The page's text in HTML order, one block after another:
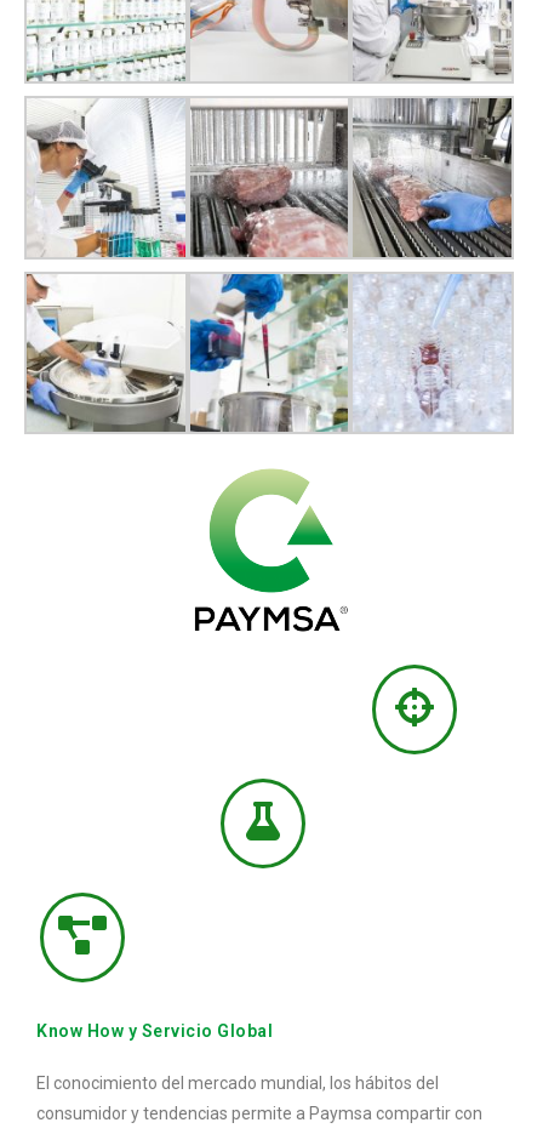
Know How y Servicio Global
El conocimiento del mercado mundial, los hábitos del
consumidor y tendencias permite a Paymsa compartir con